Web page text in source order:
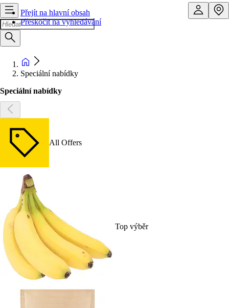
Přejít na hlavní obsah
Přeskočit na vyhledávání
Speciální nabídky
Speciální nabídky
All Offers
Top výběr